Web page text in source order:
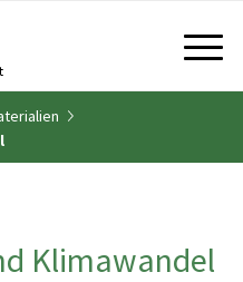
Klimawandel